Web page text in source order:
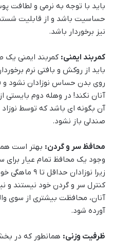
باید با توجه به نرمی و لطافت
حساسیت باشد و از قابلیت
نیز برخوردار باشد.
کمربند ایمنی: کمربند ایمنی
باید از روکش و بافتی نرم
روی بدن حساس نوزادان نشود
آنان نکند! در وهله دوم بایستی
آن بگونه ای باشد که توسط
صندلی باز نشود.
محافظ سر و گردن: بهتر است
وجود یک محافظ تمام عیار برای
کنترل سر و گردن خود نیستند و
آنان، محافظت بیشتری از سوی
آورده شود.
ظرفیت وزنی: همانطور که در